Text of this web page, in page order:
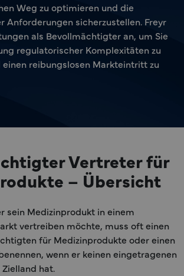
Weg zu optimieren und die
Anforderungen sicherzustellen. Freyr
als Bevollmächtigter an, um Sie
regulatorischer Komplexitäten zu
reibungslosen Markteintritt zu
Vertreter für
– Übersicht
sein Medizinprodukt in einem
vertreiben möchte, muss oft einen
für Medizinprodukte oder einen
wenn er keinen eingetragenen
hat.